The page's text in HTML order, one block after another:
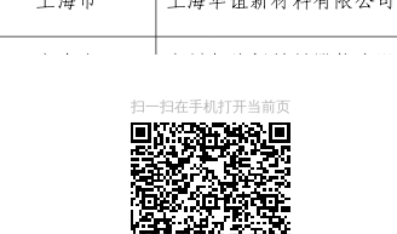
扫一扫在手机打开当前页